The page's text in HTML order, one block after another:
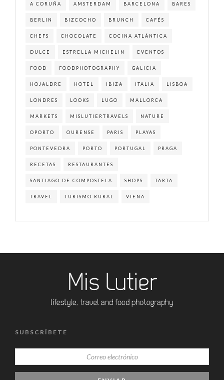
A CORUÑA AMSTERDAM BARCELONA BARES
BERLIN BIZCOCHO BRUNCH CAFÉS
CHEFS CHOCOLATE COCINA ATLÁNTICA
DULCE ESTRELLA MICHELIN EVENTOS
FOOD FOODPHOTOGRAPHY GALICIA
HOJALDRE HOTEL IBIZA ITALIA LISBOA
LONDRES LOOKS LUGO MALLORCA
MARKETS MISLUTIERTRAVELS NATURE
OPORTO OURENSE PARIS PLAYAS
PONTEVEDRA PORTO PORTUGAL PRAGA
RECETAS RESTAURANTES
SANTIAGO DE COMPOSTELA SHOPS TARTA
TRAVEL TURISMO RURAL VIENA
SUBSCRÍBETE